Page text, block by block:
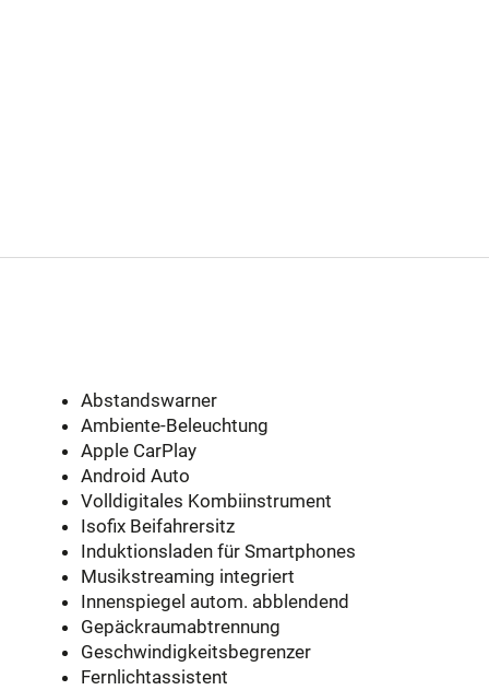
Abstandswarner
Ambiente-Beleuchtung
Apple CarPlay
Android Auto
Volldigitales Kombiinstrument
Isofix Beifahrersitz
Induktionsladen für Smartphones
Musikstreaming integriert
Innenspiegel autom. abblendend
Gepäckraumabtrennung
Geschwindigkeitsbegrenzer
Fernlichtassistent